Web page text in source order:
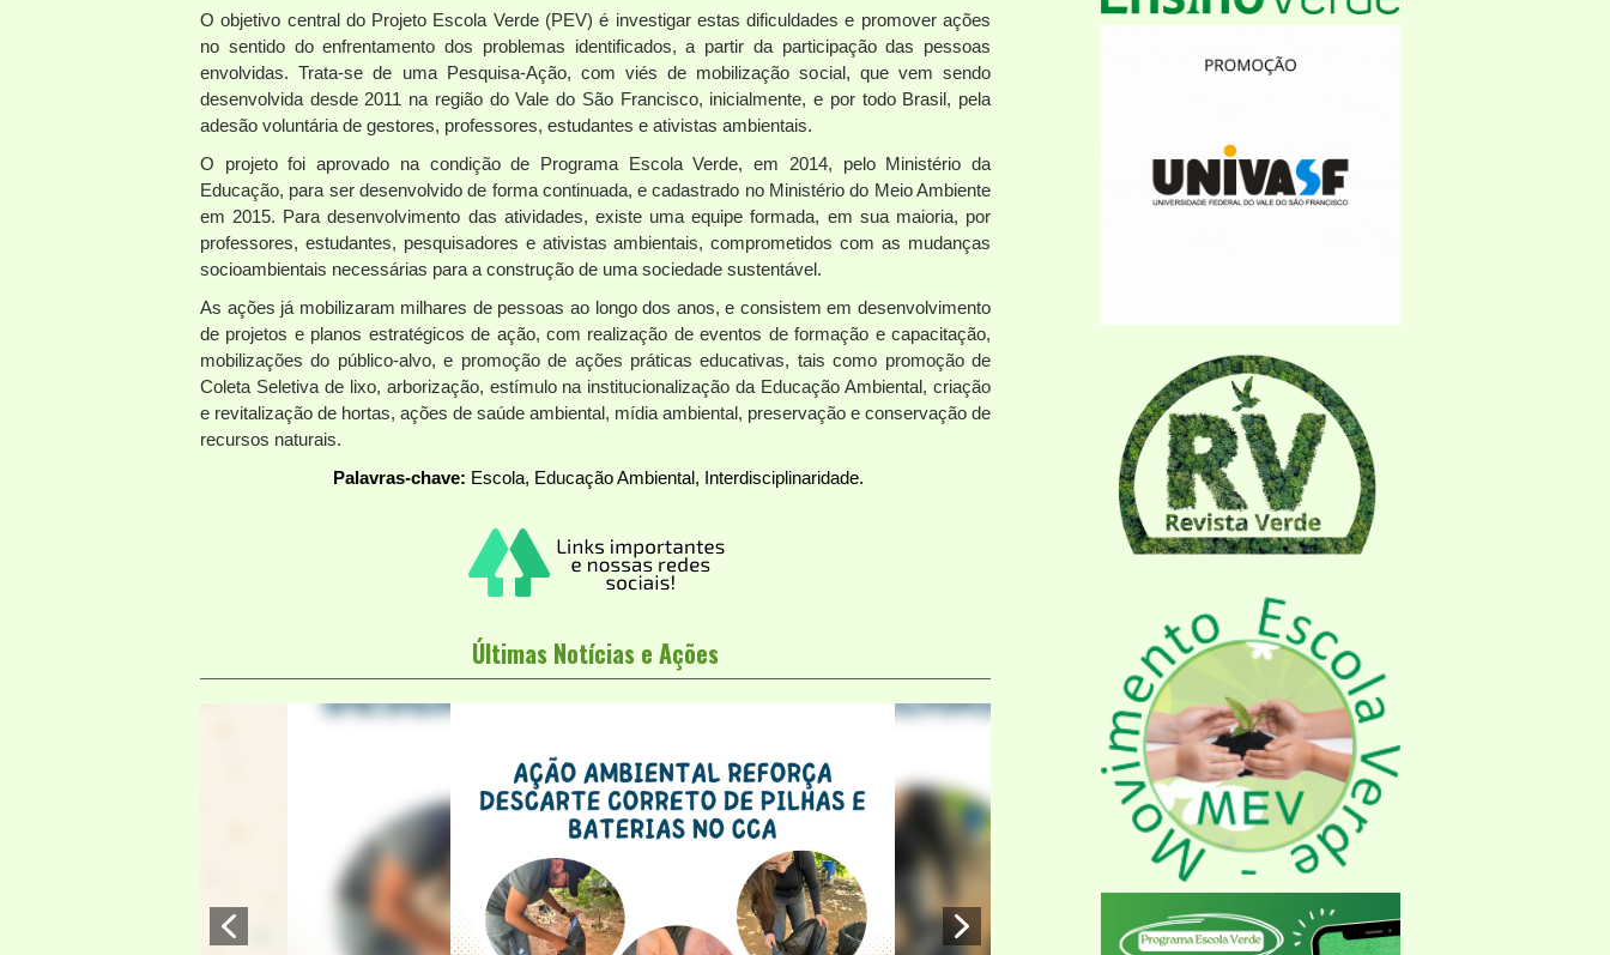
O objetivo central do Projeto Escola Verde (PEV) é investigar estas dificuldades e promover ações
no sentido do enfrentamento dos problemas identificados, a partir da participação das pessoas
envolvidas. Trata-se de uma Pesquisa-Ação, com viés de mobilização social, que vem sendo
desenvolvida desde 2011 na região do Vale do São Francisco, inicialmente, e por todo Brasil, pela
adesão voluntária de gestores, professores, estudantes e ativistas ambientais.
O projeto foi aprovado na condição de Programa Escola Verde, em 2014, pelo Ministério da
Educação, para ser desenvolvido de forma continuada, e cadastrado no Ministério do Meio Ambiente
em 2015. Para desenvolvimento das atividades, existe uma equipe formada, em sua maioria, por
professores, estudantes, pesquisadores e ativistas ambientais, comprometidos com as mudanças
socioambientais necessárias para a construção de uma sociedade sustentável.
As ações já mobilizaram milhares de pessoas ao longo dos anos, e consistem em desenvolvimento
de projetos e planos estratégicos de ação, com realização de eventos de formação e capacitação,
mobilizações do público-alvo, e promoção de ações práticas educativas, tais como promoção de
Coleta Seletiva de lixo, arborização, estímulo na institucionalização da Educação Ambiental, criação
e revitalização de hortas, ações de saúde ambiental, mídia ambiental, preservação e conservação de
recursos naturais.
Palavras-chave: Escola, Educação Ambiental, Interdisciplinaridade.
Últimas Notícias e Ações